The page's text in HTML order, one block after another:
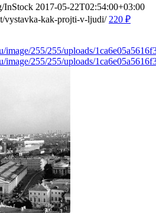
InStock 2017-05-22T02:54:00+03:00
vystavka-kak-projti-v-ljudi/ 220 ₽
image/255/255/uploads/
image/255/255/uploads/